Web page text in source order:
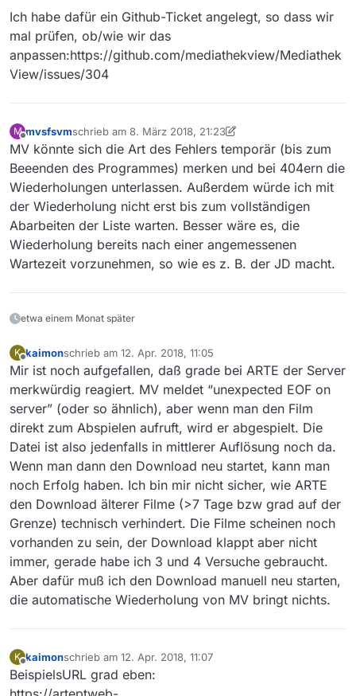
Ich habe dafür ein Github-Ticket angelegt, so dass wir
mal prüfen, ob/wie wir das
anpassen:https://github.com/mediathekview/Mediathek
View/issues/304
M
Offline
mvsfsvmschrieb am 8. März 2018, 21:23
zuletzt editiert von mvsfsvm3. Aug. 2018, 22:30
MV könnte sich die Art des Fehlers temporär (bis zum
Beeenden des Programmes) merken und bei 404ern die
Wiederholungen unterlassen. Außerdem würde ich mit
der Wiederholung nicht erst bis zum vollständigen
Abarbeiten der Liste warten. Besser wäre es, die
Wiederholung bereits nach einer angemessenen
Wartezeit vorzunehmen, so wie es z. B. der JD macht.
etwa einem Monat später
K
Offline
kaimonschrieb am 12. Apr. 2018, 11:05
zuletzt editiert von
Mir ist noch aufgefallen, daß grade bei ARTE der Server
merkwürdig reagiert. MV meldet “unexpected EOF on
server” (oder so ähnlich), aber wenn man den Film
direkt zum Abspielen aufruft, wird er abgespielt. Die
Datei ist also jedenfalls in mittlerer Auflösung noch da.
Wenn man dann den Download neu startet, kann man
noch Erfolg haben. Ich bin mir nicht sicher, wie ARTE
den Download älterer Filme (>7 Tage bzw grad auf der
Grenze) technisch verhindert. Die Filme scheinen noch
vorhanden zu sein, der Download klappt aber nicht
immer, gerade habe ich 3 und 4 Versuche gebraucht.
Aber dafür muß ich den Download manuell neu starten,
die automatische Wiederholung von MV bringt nichts.
K
Offline
kaimonschrieb am 12. Apr. 2018, 11:07
zuletzt editiert von
BeispielsURL grad eben: